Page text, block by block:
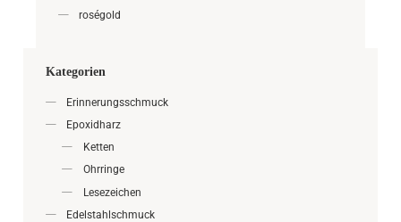
roségold
Kategorien
Erinnerungsschmuck
Epoxidharz
Ketten
Ohrringe
Lesezeichen
Edelstahlschmuck